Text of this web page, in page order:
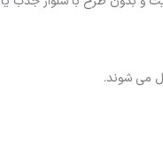
می شوند.